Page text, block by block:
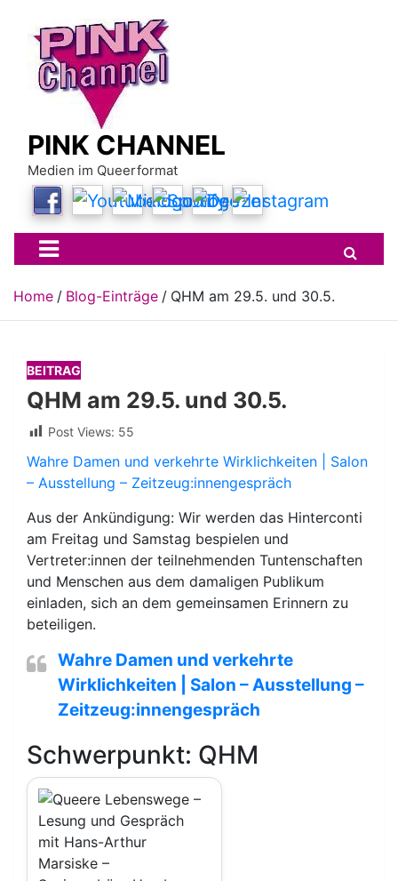
content
PINK CHANNEL
Medien im Queerformat
Home Blog-Einträge QHM am 29.5. und 30.5.
BEITRAG
QHM am 29.5. und 30.5.
Post Views: 55
Wahre Damen und verkehrte Wirklichkeiten | Salon
– Ausstellung – Zeitzeug:innengespräch
Aus der Ankündigung: Wir werden das Hinterconti
am Freitag und Samstag bespielen und
Vertreter:innen der teilnehmenden Tuntenschaften
und Menschen aus dem damaligen Publikum
einladen, sich an dem gemeinsamen Erinnern zu
beteiligen.
Wahre Damen und verkehrte
Wirklichkeiten | Salon – Ausstellung –
Zeitzeug:innengespräch
Schwerpunkt: QHM